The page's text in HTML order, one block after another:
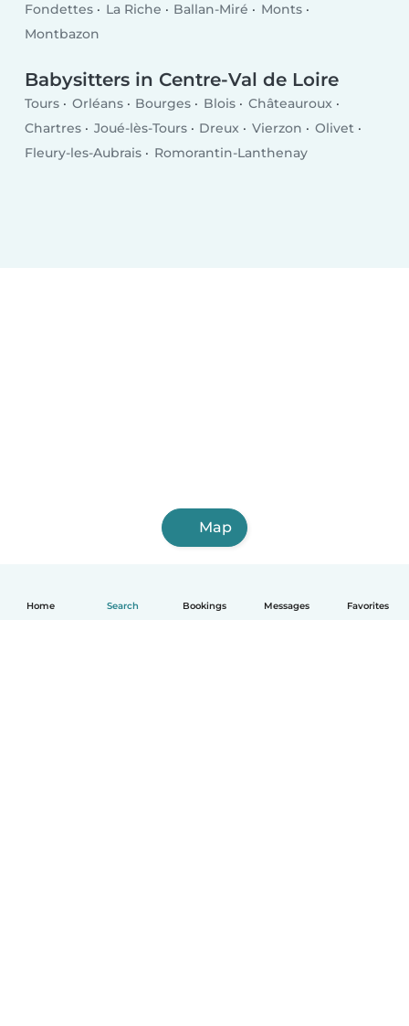
Home Search Bookings Messages Favorites
Fondettes
La Riche Ballan-Miré
Monts
Montbazon
Babysitters in Centre-Val de Loire
Tours Orléans Bourges Blois
Châteauroux
Chartres
Joué-lès-Tours Dreux Vierzon
Olivet
Fleury-les-Aubrais
Romorantin-Lanthenay
Map